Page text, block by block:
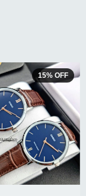
15% OFF